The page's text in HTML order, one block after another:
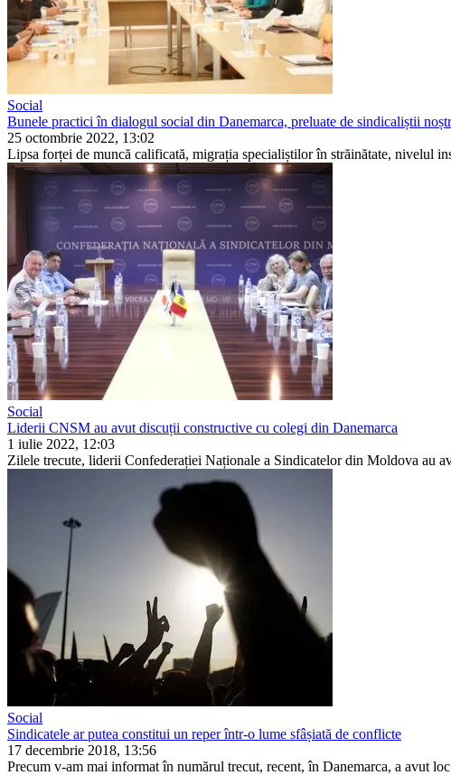
Social
Bunele practici în dialogul social din Danemarca, preluate de sindicaliștii
25 octombrie 2022, 13:02
Lipsa forței de muncă calificată, migrația specialiștilor în străinătate, nive­lul
Social
Liderii CNSM au avut discuții constructive cu colegi din Danemarca
1 iulie 2022, 12:03
Zilele trecute, liderii Confederației Naționale a Sindicatelor din Moldova au
Social
Sindicatele ar putea constitui un reper într-o lume sfâșiată de conflicte
17 decembrie 2018, 13:56
Precum v-am mai informat în numărul trecut, recent, în Danemar­ca, a avut